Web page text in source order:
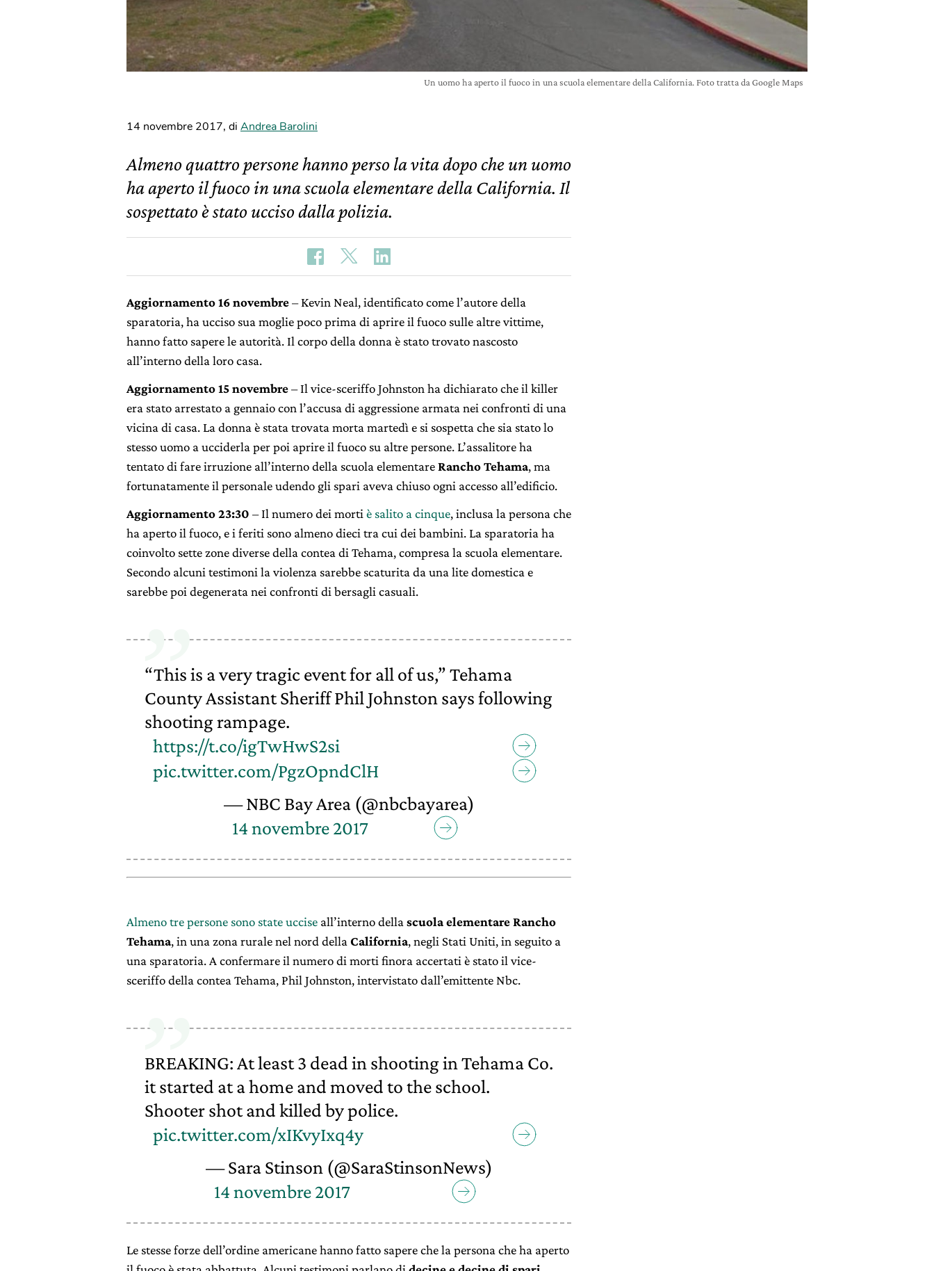
Un uomo ha aperto il fuoco in una scuola elementare della California. Foto tratta da Google Maps
14 novembre 2017, di Andrea Barolini
Almeno quattro persone hanno perso la vita dopo che un uomo
ha aperto il fuoco in una scuola elementare della California. Il
sospettato è stato ucciso dalla polizia.
Aggiornamento 16 novembre– Kevin Neal, identificato come l’autore della
sparatoria, ha ucciso sua moglie poco prima di aprire il fuoco sulle altre vittime,
hanno fatto sapere le autorità. Il corpo della donna è stato trovato nascosto
all’interno della loro casa.
Aggiornamento 15 novembre– Il vice-sceriffo Johnston ha dichiarato che il killer
era stato arrestato a gennaio con l’accusa di aggressione armata nei confronti di una
vicina di casa. La donna è stata trovata morta martedì e si sospetta che sia stato lo
stesso uomo a ucciderla per poi aprire il fuoco su altre persone. L’assalitore ha
tentato di fare irruzione all’interno della scuola elementareRancho Tehama, ma
fortunatamente il personale udendo gli spari aveva chiuso ogni accesso all’edificio.
Aggiornamento 23:30 – Il numero dei morti è salito a cinque, inclusa la persona che
ha aperto il fuoco, e i feriti sono almeno dieci tra cui dei bambini. La sparatoria ha
coinvolto sette zone diverse della contea di Tehama, compresa la scuola elementare.
Secondo alcuni testimoni la violenza sarebbe scaturita da una lite domestica e
sarebbe poi degenerata nei confronti di bersagli casuali.
“This is a very tragic event for all of us,” Tehama
County Assistant Sheriff Phil Johnston says following
shooting rampage.
https://t.co/igTwHwS2si
pic.twitter.com/PgzOpndClH
— NBC Bay Area (@nbcbayarea)
14 novembre 2017
Almeno tre persone sono state uccise all’interno della scuola elementare Rancho
Tehama, in una zona rurale nel nord della California, negli Stati Uniti, in seguito a
una sparatoria. A confermare il numero di morti finora accertati è stato il vice-
sceriffo della contea Tehama, Phil Johnston, intervistato dall’emittente Nbc.
BREAKING: At least 3 dead in shooting in Tehama Co.
it started at a home and moved to the school.
Shooter shot and killed by police.
pic.twitter.com/xIKvyIxq4y
— Sara Stinson (@SaraStinsonNews)
14 novembre 2017
Le stesse forze dell’ordine americane hanno fatto sapere che la persona che ha aperto